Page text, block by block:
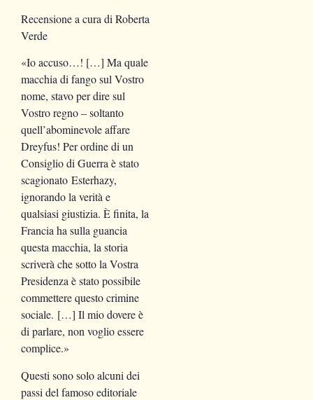
Recensione a cura di Roberta
Verde
«Io accuso…! […] Ma quale
macchia di fango sul Vostro
nome, stavo per dire sul
Vostro regno – soltanto
quell’abominevole affare
Dreyfus! Per ordine di un
Consiglio di Guerra è stato
scagionato Esterhazy,
ignorando la verità e
qualsiasi giustizia. È finita, la
Francia ha sulla guancia
questa macchia, la storia
scriverà che sotto la Vostra
Presidenza è stato possibile
commettere questo crimine
sociale. […] Il mio dovere è
di parlare, non voglio essere
complice.»
Questi sono solo alcuni dei
passi del famoso editoriale